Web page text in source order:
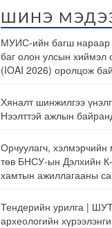
ШИНЭ
МУИС-ийн багш нараар
баг олон улсын
(IOAI 2026) оролцож
Хяналт шинжилгээ
Нээлттэй ажлын
Орчуулагч, хэлмэрчийн
төв БНСУ-ын Дэлхийн
хамтын ажиллагааны
Тендерийн урилга |
археологийн